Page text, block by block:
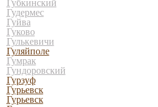
Губкинский
Гудермес
Гуйва
Гуково
Гулькевичи
Гуляйполе
Гумрак
Гундоровский
Гурзуф
Гурьевск
Гурьевск